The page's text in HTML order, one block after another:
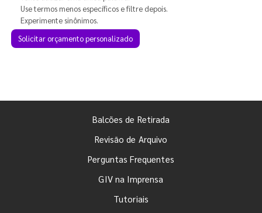
Use termos menos específicos e filtre depois.
Experimente sinônimos.
Solicitar orçamento personalizado
Balcões de Retirada
Revisão de Arquivo
Perguntas Frequentes
GIV na Imprensa
Tutoriais